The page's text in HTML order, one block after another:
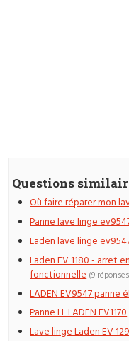
Questions
Où faire réparer mon
Panne lave linge
Laden lave linge
Laden EV 1180 - arret
fonctionnelle (9
LADEN EV9547 panne
Panne LL LADEN EV1170
Lave linge Laden EV